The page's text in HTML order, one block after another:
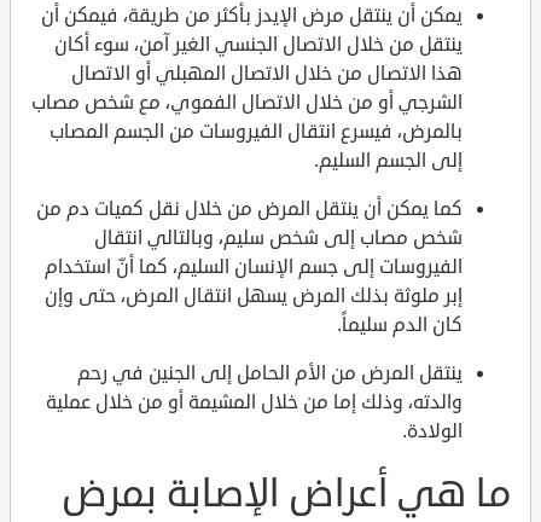
يمكن أن ينتقل مرض الإيدز بأكثر من طريقة، فيمكن أن
ينتقل من خلال الاتصال الجنسي الغير آمن، سوء أكان
هذا الاتصال من خلال الاتصال المهبلي أو الاتصال
الشرجي أو من خلال الاتصال الفموي، مع شخص مصاب
بالمرض، فيسرع انتقال الفيروسات من الجسم المصاب
إلى الجسم السليم.
كما يمكن أن ينتقل المرض من خلال نقل كميات دم من
شخص مصاب إلى شخص سليم، وبالتالي انتقال
الفيروسات إلى جسم الإنسان السليم، كما أنّ استخدام
إبر ملوثة بذلك المرض يسهل انتقال المرض، حتى وإن
كان الدم سليماً.
ينتقل المرض من الأم الحامل إلى الجنين في رحم
والدته، وذلك إما من خلال المشيمة أو من خلال عملية
الولادة.
ما هي أعراض الإصابة بمرض